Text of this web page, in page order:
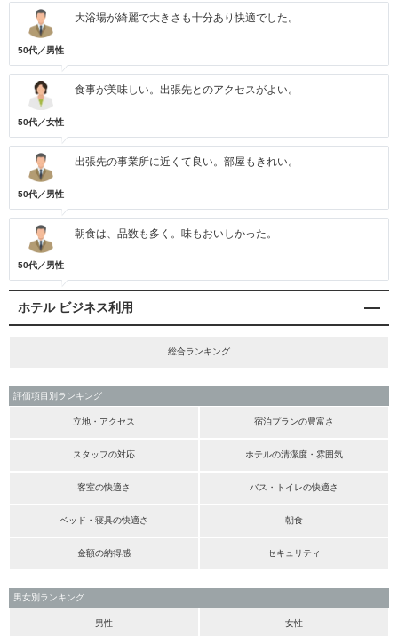
50代／男性
大浴場が綺麗で大きさも十分あり快適でした。
50代／女性
食事が美味しい。出張先とのアクセスがよい。
50代／男性
出張先の事業所に近くて良い。部屋もきれい。
50代／男性
朝食は、品数も多く。味もおいしかった。
ホテル ビジネス利用
総合ランキング
評価項目別ランキング
立地・アクセス 宿泊プランの豊富さ
スタッフの対応 ホテルの清潔度・雰囲気
客室の快適さ バス・トイレの快適さ
ベッド・寝具の快適さ 朝食
金額の納得感 セキュリティ
男女別ランキング
男性 女性